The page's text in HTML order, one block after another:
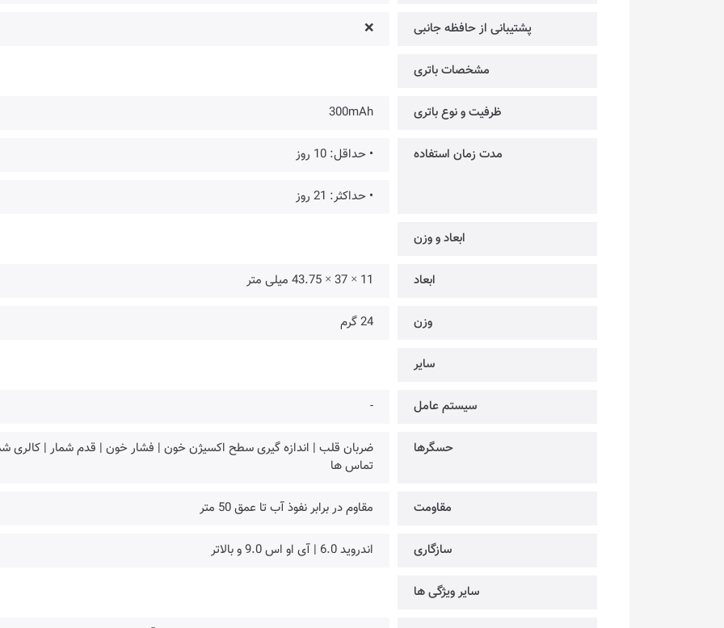
پشتیبانی از حافظه جانبی ❌
مشخصات باتری
ظرفیت و نوع باتری 300mAh
مدت زمان استفاده • حداقل: 10 روز
• حداکثر: 21 روز
ابعاد و وزن
ابعاد 11 × 37 × 43.75 میلی متر
وزن 24 گرم
سایر
سیستم عامل -
حسگرها
ضربان قلب | اندازه گیری سطح اکسیژن خون | فشار خون | قدم شمار | کالری
تماس ها
مقاومت مقاوم در برابر نفوذ آب تا عمق 50 متر
سازگاری اندروید 6.0 | آی او اس 9.0 و بالاتر
سایر ویژگی‌ ها